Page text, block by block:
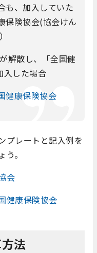
も、加入していた
保険協会(協会けん
解散し、「全国健
入した場合
健康保険協会
プレートと記入例を
。
会
健康保険協会
法